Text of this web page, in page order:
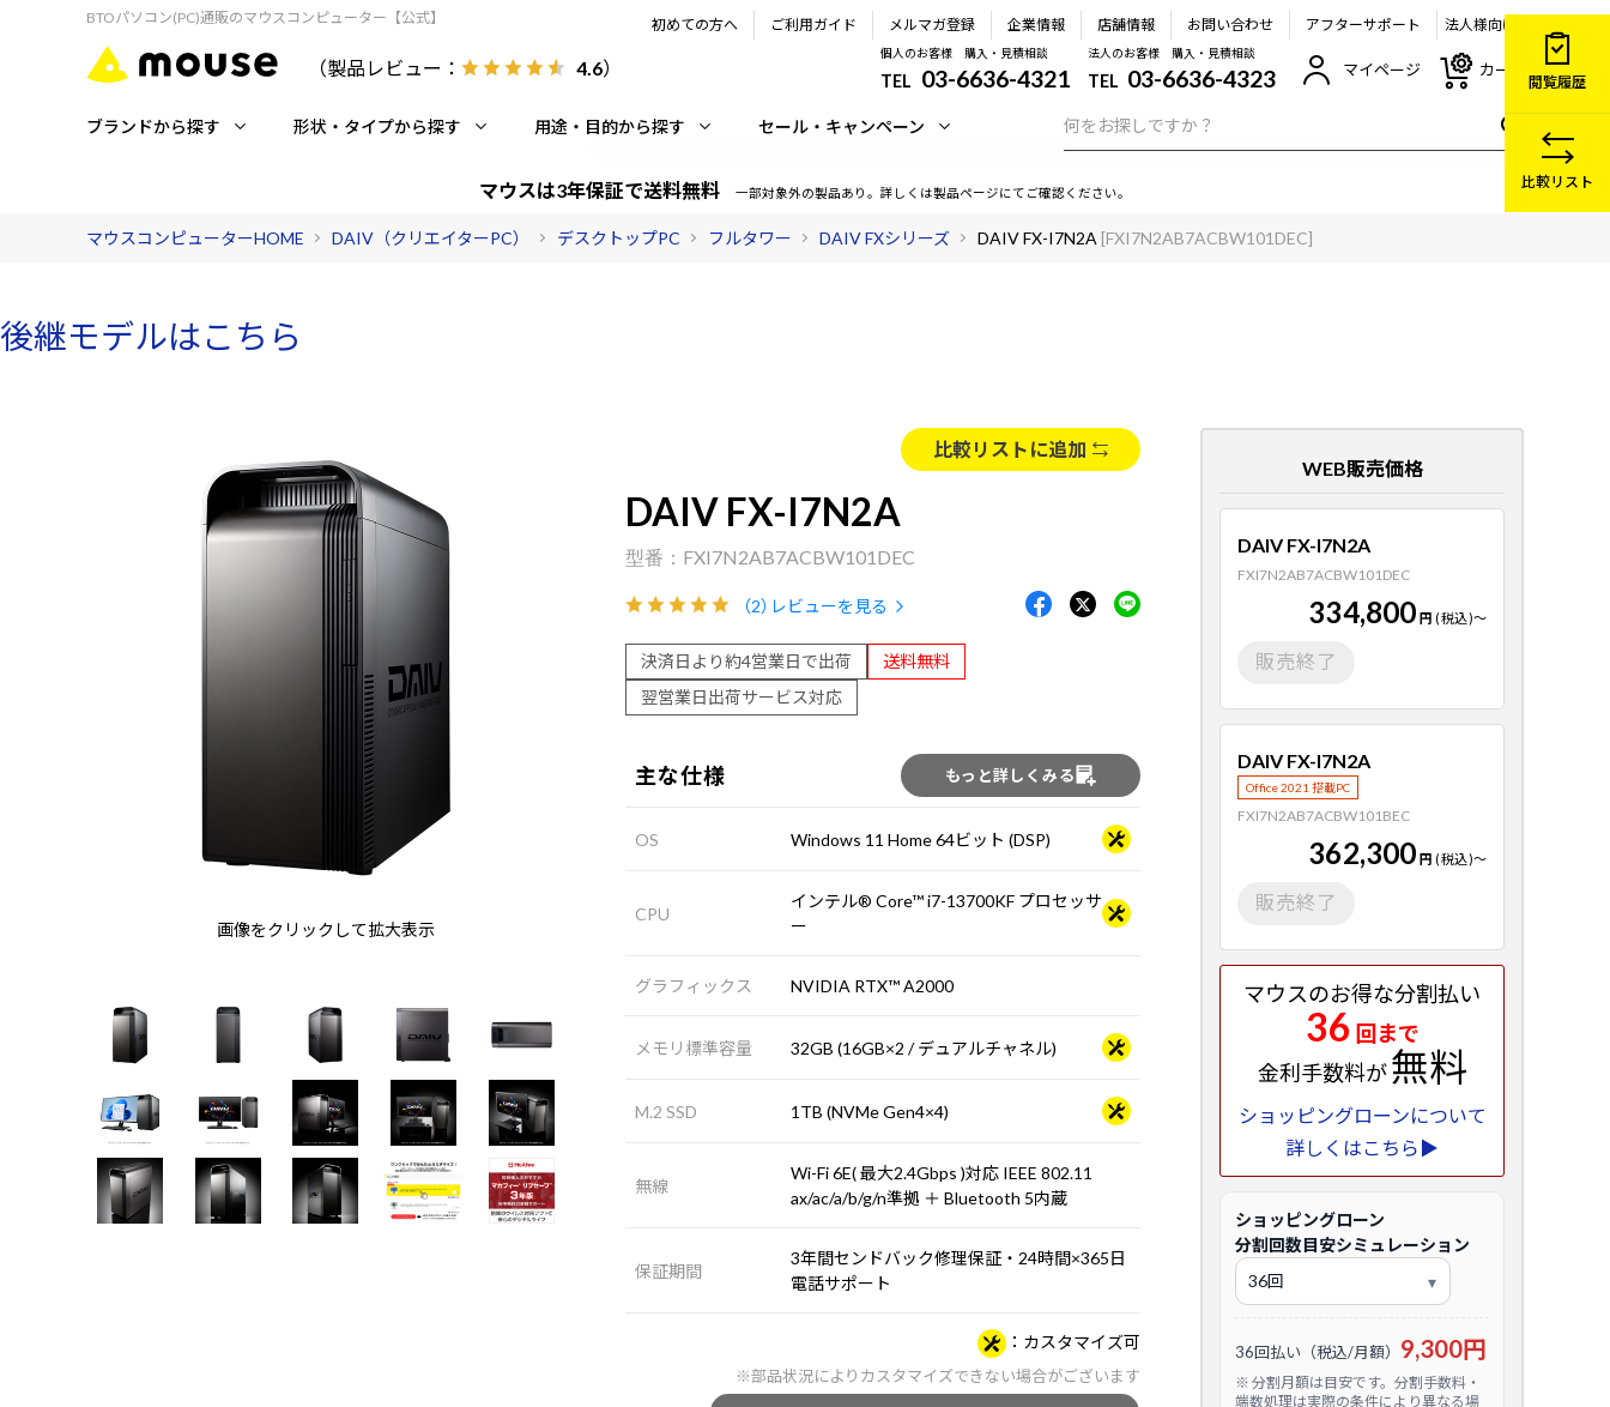
BTOパソコン(PC)通販のマウスコンピューター【公式】
（製品レビュー： 4.6）
初めての方へ ご利用ガイド メルマガ登録 企業情報 店舗情報 お問い合わせ アフターサポート 法人様向け
個人のお客様 購入・見積相談
TEL 03-6636-4321
法人のお客様 購入・見積相談
TEL 03-6636-4323 マイページ カート
ブランドから探す 形状・タイプから探す 用途・目的から探す セール・キャンペーン
マウスは3年保証で送料無料 一部対象外の製品あり。詳しくは製品ページにてご確認ください。
マウスコンピューターHOME DAIV（クリエイターPC） デスクトップPC フルタワー DAIV FXシリーズ DAIV FX-I7N2A [FXI7N2AB7ACBW101DEC]
後継モデルはこちら
画像をクリックして拡大表示
比較リストに追加
DAIV FX-I7N2A
FXI7N2AB7ACBW101DEC
（2）レビューを見る
決済日より約4営業日で出荷
送料無料
翌営業日出荷サービス対応
主な仕様 もっと詳しくみる
OS Windows 11 Home 64ビット (DSP)
CPU
インテル® Core™ i7-13700KF プロセッサ
ー
グラフィックス NVIDIA RTX™ A2000
メモリ標準容量 32GB (16GB×2 / デュアルチャネル)
M.2 SSD 1TB (NVMe Gen4×4)
無線
Wi-Fi 6E( 最大2.4Gbps )対応 IEEE 802.11
ax/ac/a/b/g/n準拠 ＋ Bluetooth 5内蔵
保証期間
3年間センドバック修理保証・24時間×365日
電話サポート
カスタマイズ可
※部品状況によりカスタマイズできない場合がございます
WEB販売価格
DAIV FX-I7N2A
FXI7N2AB7ACBW101DEC
334,800 円 (税込)～
販売終了
DAIV FX-I7N2A
Office 2021 搭載PC
FXI7N2AB7ACBW101BEC
362,300 円 (税込)～
販売終了
マウスのお得な分割払い
36 回まで
金利手数料が無料
ショッピングローンについて
詳しくはこちら▶
ショッピングローン
分割回数目安シミュレーション
36回払い（税込/月額） 9,300円
※ 分割月額は目安です。分割手数料・
端数処理は実際の条件により異なる場
閲覧履歴
比較リスト